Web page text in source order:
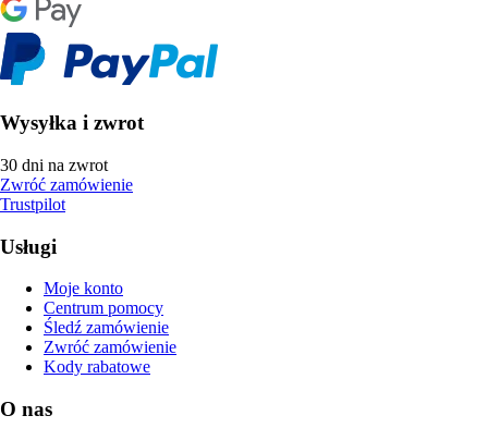
Wysyłka i zwrot
30 dni na zwrot
Zwróć zamówienie
Trustpilot
Usługi
Moje konto
Centrum pomocy
Śledź zamówienie
Zwróć zamówienie
Kody rabatowe
O nas